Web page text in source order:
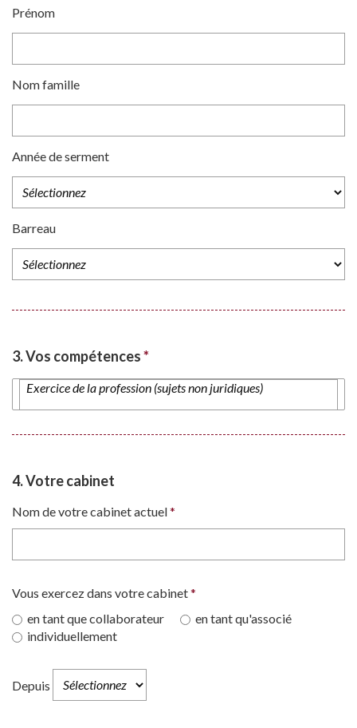
Prénom
Nom famille
Année de serment
Barreau
3. Vos compétences*
4. Votre cabinet
Nom de votre cabinet actuel*
Vous exercez dans votre cabinet*
en tant que collaborateur
en tant qu'associé
individuellement
Depuis